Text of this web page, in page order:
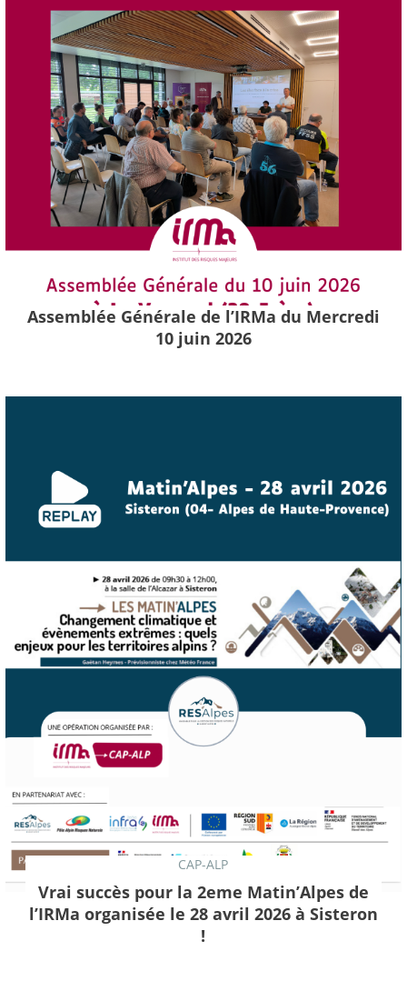
Assemblée Générale de l’IRMa du Mercredi
10 juin 2026
CAP-ALP
Vrai succès pour la 2eme Matin’Alpes de
l’IRMa organisée le 28 avril 2026 à Sisteron
!